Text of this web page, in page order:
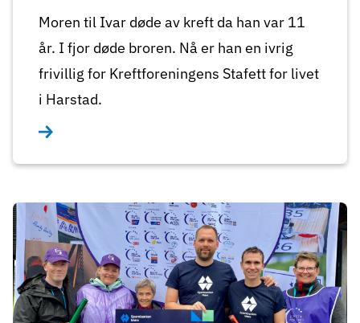
Moren til Ivar døde av kreft da han var 11
år. I fjor døde broren. Nå er han en ivrig
frivillig for Kreftforeningens Stafett for livet
i Harstad.